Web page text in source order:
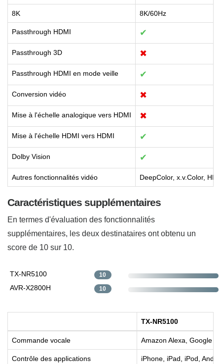
8K 8K/60Hz
Passthrough HDMI ✔
Passthrough 3D ✖
Passthrough HDMI en mode veille ✔
Conversion vidéo ✖
Mise à l'échelle analogique vers HDMI ✖
Mise à l'échelle HDMI vers HDMI ✔
Dolby Vision ✔
Autres fonctionnalités vidéo DeepColor, x.v.Color,
Caractéristiques supplémentaires
En termes d'évaluation des fonctionnalités
supplémentaires, les deux destinataires ont obtenu un
score de 10 sur 10.
TX-NR5100 10
AVR-X2800H 10
TX-NR5100
Commande vocale Amazon Alexa, Google
Contrôle des applications iPhone, iPad, iPod,